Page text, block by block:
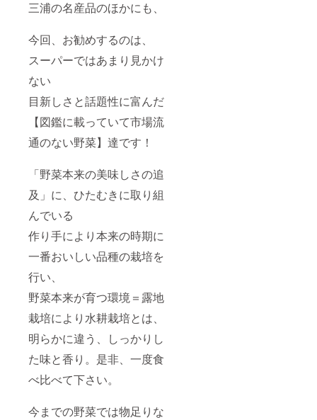
三浦の名産品のほかにも、
今回、お勧めするのは、
スーパーではあまり見かけ
ない
目新しさと話題性に富んだ
【図鑑に載っていて市場流
通のない野菜】達です！
「野菜本来の美味しさの追
及」に、ひたむきに取り組
んでいる
作り手により本来の時期に
一番おいしい品種の栽培を
行い、
野菜本来が育つ環境＝露地
栽培により水耕栽培とは、
明らかに違う、しっかりし
た味と香り。是非、一度食
べ比べて下さい。
今までの野菜では物足りな